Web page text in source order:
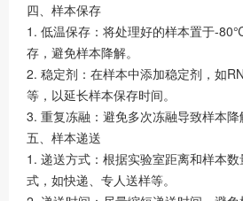
四、样本保存
1. 低温保存：将处理好的样本置于-
存，避免样本降解。
2. 稳定剂：在样本中添加稳定剂，如
等，以延长样本保存时间。
3. 重复冻融：避免多次冻融导致样本降
五、样本递送
1. 递送方式：根据实验室距离和样本
式，如快递、专人送样等。